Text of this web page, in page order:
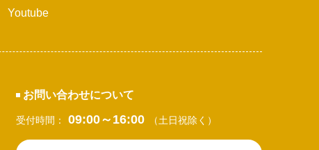
Youtube
お問い合わせについて
受付時間： 09:00～16:00 （土日祝除く）